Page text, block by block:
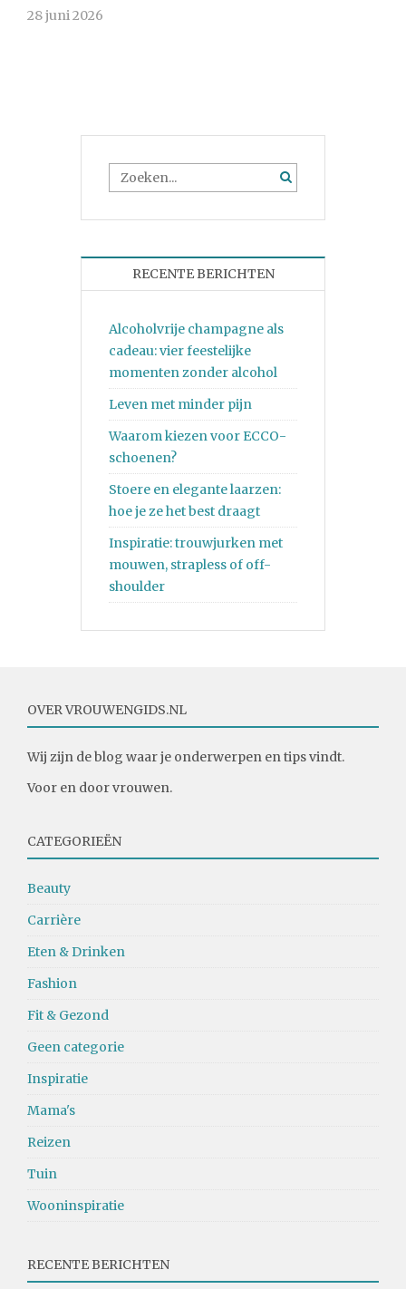
28 juni 2026
RECENTE BERICHTEN
Alcoholvrije champagne als
cadeau: vier feestelijke
momenten zonder alcohol
Leven met minder pijn
Waarom kiezen voor ECCO-
schoenen?
Stoere en elegante laarzen:
hoe je ze het best draagt
Inspiratie: trouwjurken met
mouwen, strapless of off-
shoulder
OVER VROUWENGIDS.NL
Wij zijn de blog waar je onderwerpen en tips vindt.
Voor en door vrouwen.
CATEGORIEËN
Beauty
Carrière
Eten & Drinken
Fashion
Fit & Gezond
Geen categorie
Inspiratie
Mama's
Reizen
Tuin
Wooninspiratie
RECENTE BERICHTEN